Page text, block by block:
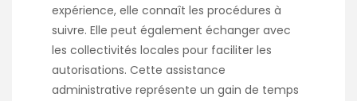
expérience, elle connaît les procédures à
suivre. Elle peut également échanger avec
les collectivités locales pour faciliter les
autorisations. Cette assistance
administrative représente un gain de temps